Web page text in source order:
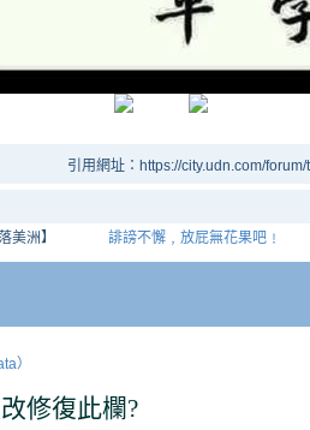
引用網址：https://city.udn.com/
美洲】 誹謗不懈﹐放屁無花果吧﹗
）
修復此欄?